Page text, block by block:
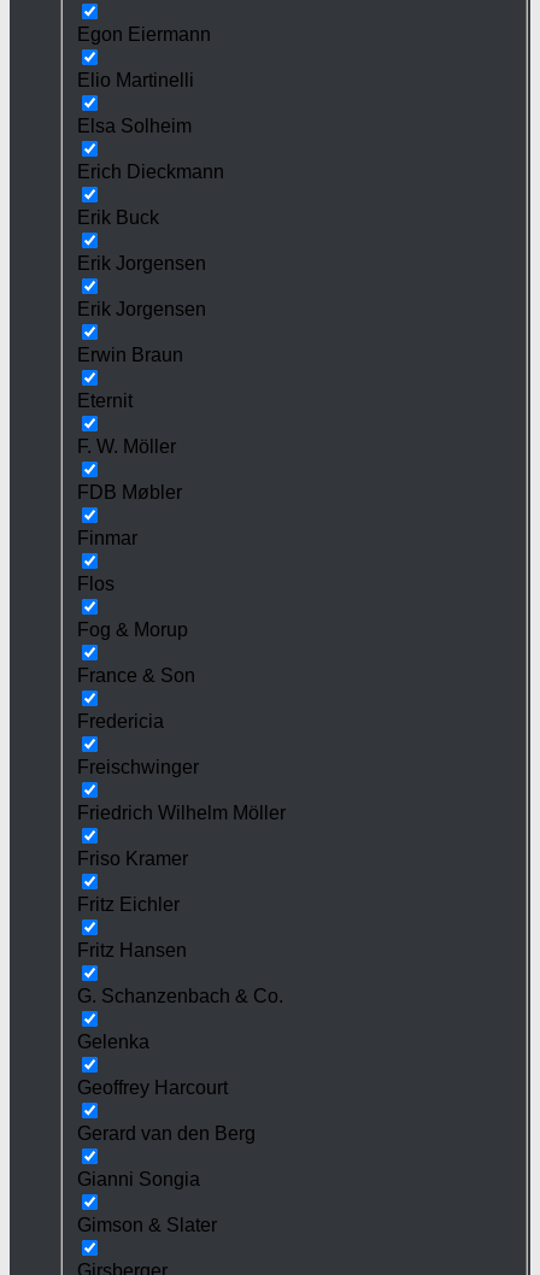
Egon Eiermann
Elio Martinelli
Elsa Solheim
Erich Dieckmann
Erik Buck
Erik Jorgensen
Erik Jorgensen
Erwin Braun
Eternit
F. W. Möller
FDB Møbler
Finmar
Flos
Fog & Morup
France & Son
Fredericia
Freischwinger
Friedrich Wilhelm Möller
Friso Kramer
Fritz Eichler
Fritz Hansen
G. Schanzenbach & Co.
Gelenka
Geoffrey Harcourt
Gerard van den Berg
Gianni Songia
Gimson & Slater
Girsberger